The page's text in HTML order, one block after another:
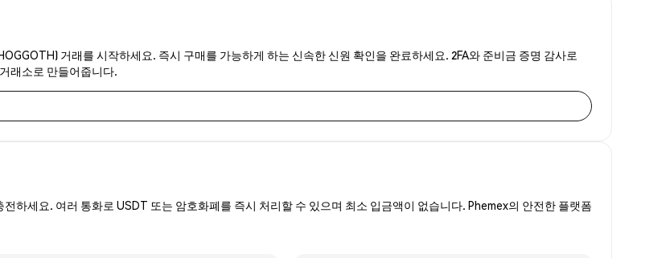
거래를 시작하세요. 즉시 구매를 가능하게 하는 신속한 신원 확인을 완료하세요. 2FA와 준비금 증명 감사로
래소로 만들어줍니다.
하세요. 여러 통화로 USDT 또는 암호화폐를 즉시 처리할 수 있으며 최소 입금액이 없습니다. Phemex의 안전한 플랫폼